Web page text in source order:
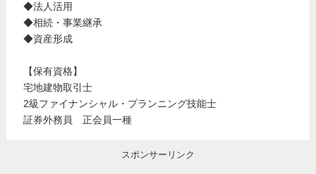
◆法人活用
◆相続・事業継承
◆資産形成
【保有資格】
宅地建物取引士
2級ファイナンシャル・プランニング技能士
証券外務員 正会員一種
スポンサーリンク